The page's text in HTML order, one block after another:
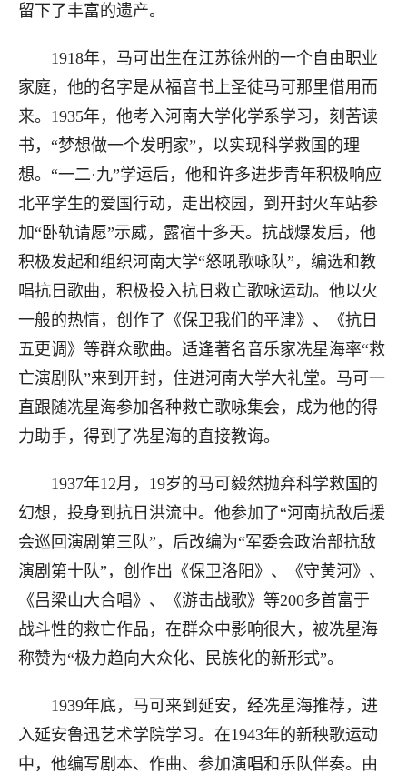
留下了丰富的遗产。
1918年，马可出生在江苏徐州的一个自由职业
家庭，他的名字是从福音书上圣徒马可那里借用而
来。1935年，他考入河南大学化学系学习，刻苦读
书，“梦想做一个发明家”，以实现科学救国的理
想。“一二·九”学运后，他和许多进步青年积极响应
北平学生的爱国行动，走出校园，到开封火车站参
加“卧轨请愿”示威，露宿十多天。抗战爆发后，他
积极发起和组织河南大学“怒吼歌咏队”，编选和教
唱抗日歌曲，积极投入抗日救亡歌咏运动。他以火
一般的热情，创作了《保卫我们的平津》、《抗日
五更调》等群众歌曲。适逢著名音乐家冼星海率“救
亡演剧队”来到开封，住进河南大学大礼堂。马可一
直跟随冼星海参加各种救亡歌咏集会，成为他的得
力助手，得到了冼星海的直接教诲。
1937年12月，19岁的马可毅然抛弃科学救国的
幻想，投身到抗日洪流中。他参加了“河南抗敌后援
会巡回演剧第三队”，后改编为“军委会政治部抗敌
演剧第十队”，创作出《保卫洛阳》、《守黄河》、
《吕梁山大合唱》、《游击战歌》等200多首富于
战斗性的救亡作品，在群众中影响很大，被冼星海
称赞为“极力趋向大众化、民族化的新形式”。
1939年底，马可来到延安，经冼星海推荐，进
入延安鲁迅艺术学院学习。在1943年的新秧歌运动
中，他编写剧本、作曲、参加演唱和乐队伴奏。由